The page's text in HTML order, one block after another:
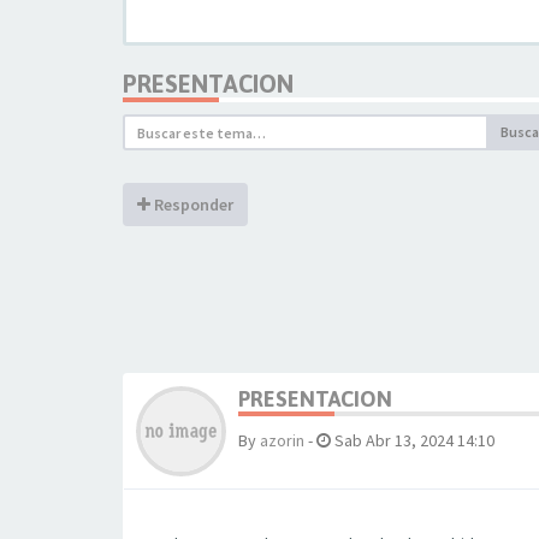
PRESENTACION
Responder
PRESENTACION
By azorin - Sab Abr 13, 2024 14:10